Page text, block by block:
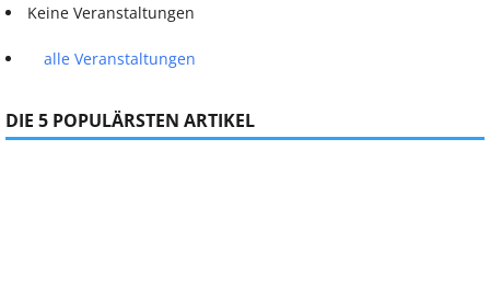
Keine Veranstaltungen
alle Veranstaltungen
DIE 5 POPULÄRSTEN ARTIKEL